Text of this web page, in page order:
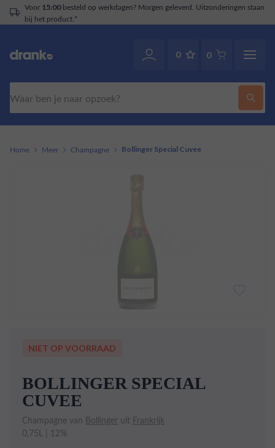
Voor 15:00besteld op werkdagen? Morgen geleverd. Uitzonderingen staan
bij het product.*
0 0
Home Meer Champagne Bollinger Special Cuvee
NIET OP VOORRAAD
BOLLINGER SPECIAL
CUVEE
Champagne van Bollinger uit Frankrijk
0,75L | 12%